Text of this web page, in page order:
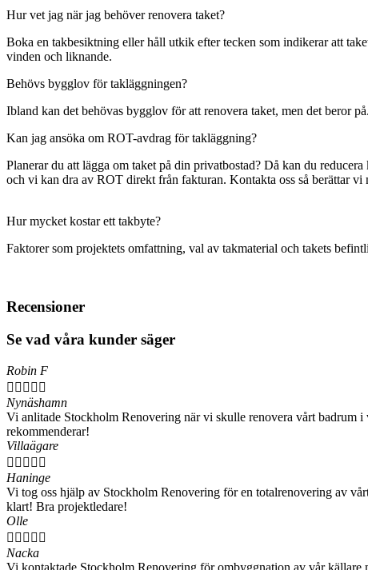
Hur vet jag när jag behöver renovera taket?
Boka en takbesiktning eller håll utkik efter tecken som indikerar att
vinden och liknande.
Behövs bygglov för takläggningen?
Ibland kan det behövas bygglov för att renovera taket, men det beror
Kan jag ansöka om ROT-avdrag för takläggning?
Planerar du att lägga om taket på din privatbostad? Då kan du
och vi kan dra av ROT direkt från fakturan. Kontakta oss så berättar vi
Hur mycket kostar ett takbyte?
Faktorer som projektets omfattning, val av takmaterial och takets
Recensioner
Se vad våra kunder säger
Robin F
    
Nynäshamn
Vi anlitade Stockholm Renovering när vi skulle renovera vårt badrum
rekommenderar!
Villaägare
    
Haninge
Vi tog oss hjälp av Stockholm Renovering för en totalrenovering av
klart! Bra projektledare!
Olle
    
Nacka
Vi kontaktade Stockholm Renovering för ombyggnation av vår